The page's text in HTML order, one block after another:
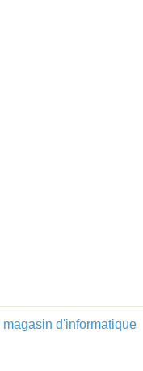
magasin d'informatique